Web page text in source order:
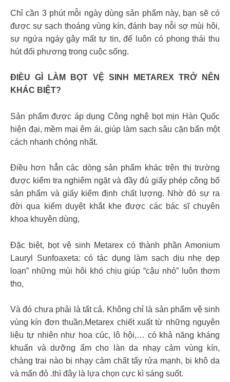
Chỉ cần 3 phút mỗi ngày dùng sản phẩm này, bạn sẽ có
được sự sạch thoáng vùng kín, đánh bay nỗi sợ mùi hôi,
sự ngứa ngáy gây mất tự tin, để luôn có phong thái thu
hút đối phương trong cuộc sống.
ĐIỀU GÌ LÀM BỌT VỆ SINH METAREX TRỞ NÊN
KHÁC BIỆT?
Sản phẩm được áp dụng Công nghệ bọt mịn Hàn Quốc
hiện đại, mềm mại êm ái, giúp làm sạch sâu cặn bẩn một
cách nhanh chóng nhất.
Điều hơn hẳn các dòng sản phẩm khác trên thị trường
được kiểm tra nghiêm ngặt và đầy đủ giấy phép công bố
sản phẩm và giấy kiểm định chất lượng. Nhờ đó sự ra
đời qua kiểm duyệt khắt khe được các bác sĩ chuyên
khoa khuyên dùng,
Đặc biệt, bọt vệ sinh Metarex có thành phần Amonium
Lauryl Sunfoaxeta: có tác dụng làm sạch dịu nhẹ dẹp
loạn” những mùi hôi khó chịu giúp “cậu nhỏ” luôn thơm
tho,
Và đó chưa phải là tất cả. Không chỉ là sản phẩm vệ sinh
vùng kín đơn thuần,Metarex chiết xuất từ những nguyên
liệu tự nhiên như hoa cúc, lô hội,… có khả năng kháng
khuẩn và dưỡng ẩm cho làn da nhạy cảm vùng kín,
chàng trai nào bị nhạy cảm chất tẩy rửa mạnh, bị khô da
và mẩn đỏ .thì đây là lựa chọn cực kì sáng suốt.